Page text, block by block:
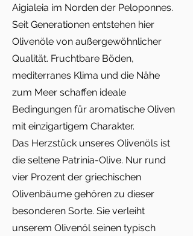
Aigialeia im Norden der Peloponnes.
Seit Generationen entstehen hier
Olivenöle von außergewöhnlicher
Qualität. Fruchtbare Böden,
mediterranes Klima und die Nähe
zum Meer schaffen ideale
Bedingungen für aromatische Oliven
mit einzigartigem Charakter.
Das Herzstück unseres Olivenöls ist
die seltene Patrinia-Olive. Nur rund
vier Prozent der griechischen
Olivenbäume gehören zu dieser
besonderen Sorte. Sie verleiht
unserem Olivenöl seinen typisch